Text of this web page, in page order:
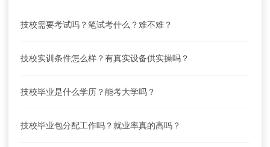
技校需要考试吗？笔试考什么？难不难？
技校实训条件怎么样？有真实设备供实操吗？
技校毕业是什么学历？能考大学吗？
技校毕业包分配工作吗？就业率真的高吗？